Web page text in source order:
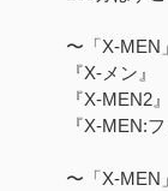
〜「X-MEN
『X-メン』
『X-MEN2』
『X-MEN:
〜「X-MEN